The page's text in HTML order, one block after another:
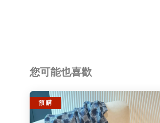
您可能也喜歡
預 購